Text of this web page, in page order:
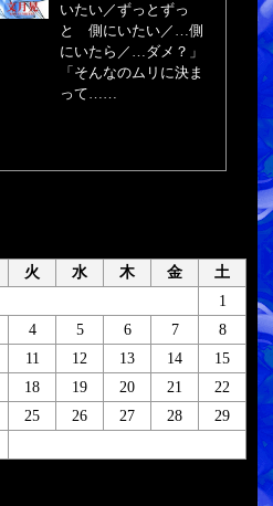
いたい／ずっとずっ
と 側にいたい／…側
にいたら／…ダメ？」
「そんなのムリに決ま
って……
火 水 木 金
土
1
4 5 6 7
8
11 12 13 14
15
18 19 20 21
22
25 26 27 28
29